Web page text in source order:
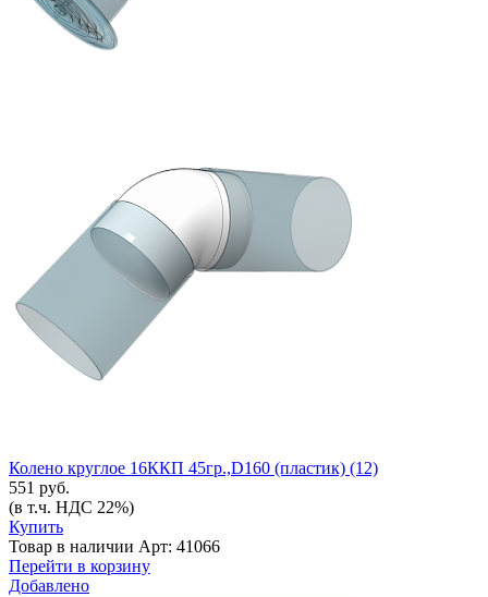
Колено круглое 16ККП 45гр.,D160 (пластик) (12)
551 руб.
(в т.ч. НДС 22%)
Купить
Товар в наличии Арт: 41066
Перейти в корзину
Добавлено